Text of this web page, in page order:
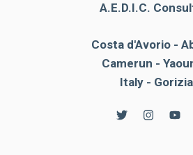
A.E.D.I.C.
Costa d'Avorio -
Camerun -
Italy - Gorizia